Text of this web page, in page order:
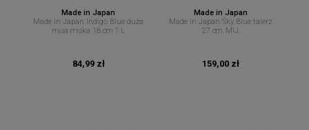
Made in Japan
Made in Japan Indigo Blue duża
misa miska 18 cm 1 L
84,99 zł
Made in Japan
Made in Japan Sky Blue talerz
27 cm. MIJ.
159,00 zł